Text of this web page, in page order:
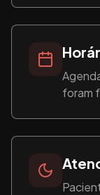
foram